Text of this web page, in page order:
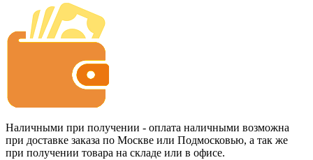
Наличными при получении - оплата наличными возможна
при доставке заказа по Москве или Подмосковью, а так же
при получении товара на складе или в офисе.